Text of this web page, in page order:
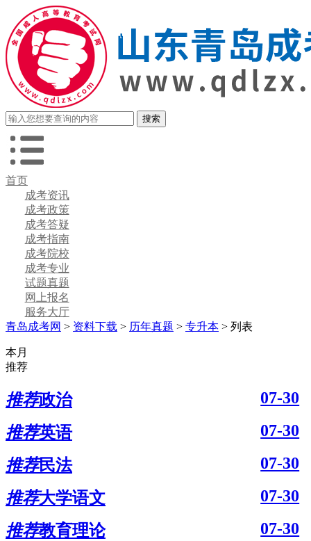
首页
成考资讯
成考政策
成考答疑
成考指南
成考院校
成考专业
试题真题
网上报名
服务大厅
青岛成考网 > 资料下载 > 历年真题 > 专升本 > 列表
本月
推荐
推荐政治
07-30
推荐英语
07-30
推荐民法
07-30
推荐大学语文
07-30
推荐教育理论
07-30